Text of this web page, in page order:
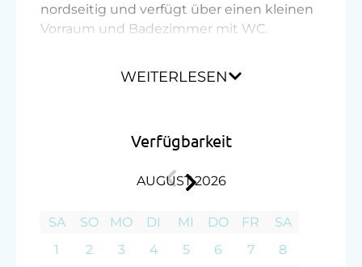
Verpflegung
Freizeitaktivitäten am Betrieb und in der
Umgebung
nordseitig und verfügt über einen kleinen
Vorraum und Badezimmer mit WC.
Fernseher
WEITERLESEN
Verfügbarkeit
AUGUST 2026
SA
1
SO
2
MO
3
DI
4
MI
5
DO
6
FR
7
SA
8